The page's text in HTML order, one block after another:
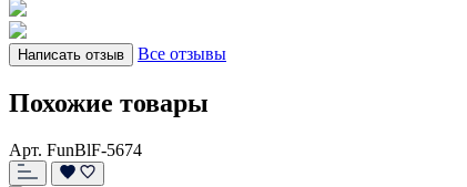
Написать отзыв Все отзывы
Похожие товары
Арт. FunBlF-5674